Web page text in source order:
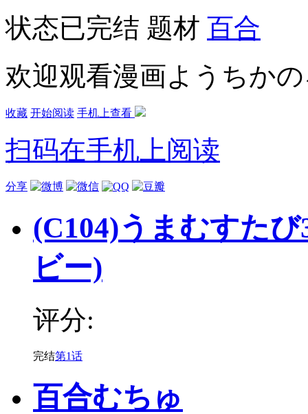
状态已完结 题材 百合
欢迎观看漫画ようちか
收藏 开始阅读 手机上查看
扫码在手机上阅读
分享
(C104)うまむすた
ビー)
评分:
完结第1话
百合むちゅ